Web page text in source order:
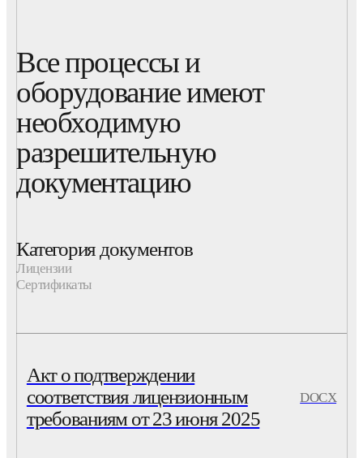
Все процессы и
оборудование имеют
необходимую
разрешительную
документацию
Категория документов
Лицензии
Сертификаты
Акт о подтверждении
соответствия лицензионным
требованиям от 23 июня 2025
DOCX